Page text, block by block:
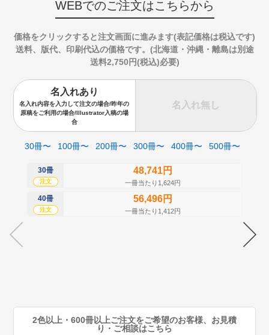
WEBでのご注文はこちらから
価格をクリックすると注文画面に進みます(表記価格は税込です)
送料、版代、印刷代込の価格です。(北海道・沖縄・離島は別途
送料2,750円(税込)必要)
名入れあり
名入れ内容を入力して注文の場合/昨年の
原稿をご利用の場合/Illustrator入稿の場
合
名入れ無し
30冊〜 100冊〜 200冊〜 300冊〜 400冊〜 500冊〜
30冊
注文
48,741円
一冊当たり1,624円
40冊
注文
56,496円
一冊当たり1,412円
2色以上・600冊以上ご注文をご希望のお客様、お見積
り・ご相談はこちら